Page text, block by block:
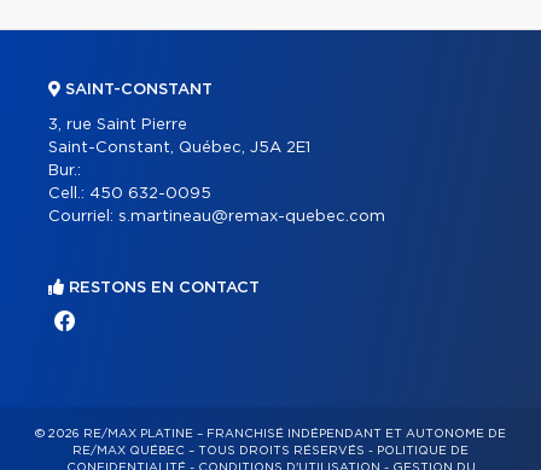
SAINT-CONSTANT
3, rue Saint Pierre
Saint-Constant, Québec, J5A 2E1
Bur.:
Cell.: 450 632-0095
Courriel: s.martineau@remax-quebec.com
RESTONS EN CONTACT
© 2026 RE/MAX PLATINE – FRANCHISÉ INDÉPENDANT ET AUTONOME DE
RE/MAX QUÉBEC – TOUS DROITS RÉSERVÉS - POLITIQUE DE
CONFIDENTIALITÉ- CONDITIONS D'UTILISATION - GESTION DU